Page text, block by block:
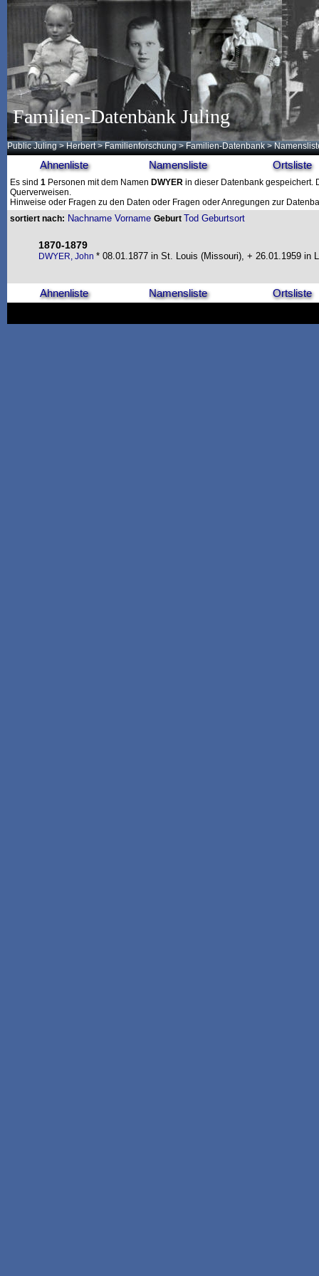
Familien-Datenbank Juling
Public Juling >Herbert >Familienforschung >Familien-Datenbank >
Ahnenliste Namensliste Ortsliste
Es sind 1 Personen mit dem Namen DWYER in dieser Datenbank gespeichert.
Querverweisen.
Hinweise oder Fragen zu den Daten oder Fragen oder Anregungen zur
sortiert nach: Nachname Vorname Geburt Tod Geburtsort
1870-1879
DWYER, John * 08.01.1877 in St. Louis (Missouri), + 26.01.1959 in
Ahnenliste Namensliste Ortsliste